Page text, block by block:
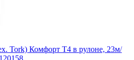
Tork) Комфорт Т4 в рулоне, 23м/